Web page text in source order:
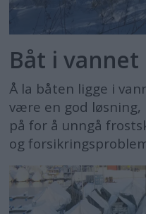
Båt i
Å la båten ligge i
være en god
på for å unngå
og